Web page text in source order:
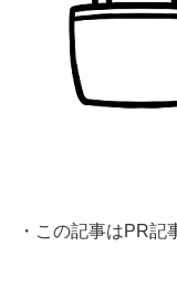
・この記事はPR記